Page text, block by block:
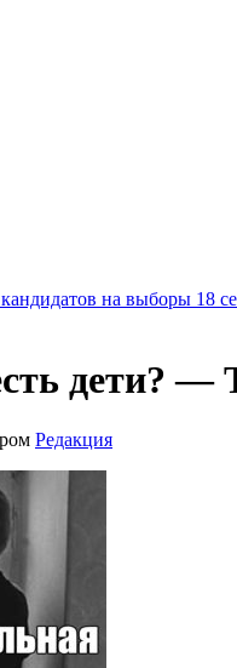
на выборы 18
дети?
Редакция